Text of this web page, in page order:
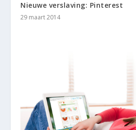
Nieuwe verslaving: Pinterest
29 maart 2014